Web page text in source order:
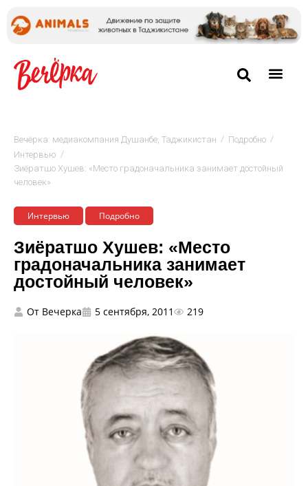
Вечёрка: медиакомпания Душанбе, Таджикистан / Подробно /
Интервью /
Зиёратшо Хушев: «Место градоначальника занимает достойный
человек»
Интервью Подробно
Зиёратшо Хушев: «Место
градоначальника занимает
достойный человек»
От Вечерка 5 сентября, 2011 219